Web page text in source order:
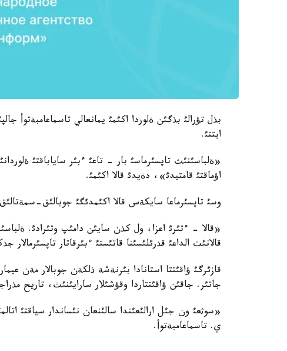
بذل تؤرالئ بذگئن ةلوردا اكئمئ يمانعالي تاسماعامبةتوأ
ايتتئ.
اؤماقتئ قامتيدئ»، دةيدئ قالا اكئمئ.
وسئ تاپسئرماعا سايكةس قالا اكئمدئگئ جوبالئق-
«قالا - ءتئرئ اعزا، ول كذن سايئن دامئپ وتئرادئ.
قالانئث الداعئ قذرئلئسئنا قاتئستئ ءبئرقاتار
قازئرگئ ؤاقئتتا استانادا بئرنةشة ذلكةن جوبالار مةن
جاتئر. جاقئن ؤاقئتتاردا وقؤشئلار سارايئنئث، تاريح
«سوثعئ ون جئل ارالئعئندا سالئنعان نئساندار سياقتئ
ي. تاسماعامبةتوأ.